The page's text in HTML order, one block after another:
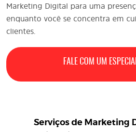
Marketing Digital para uma
enquanto você se concentra em
clientes.
FALE COM UM
Serviços de Marketing